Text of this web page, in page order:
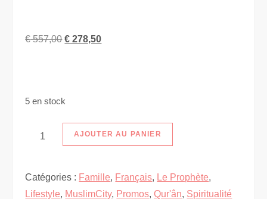
€557,00 Le
€ 557,00.
€ 278,50Le
5 en stock
quantité
L'Intégrale
MuslimCity
AJOUTER AU PANIER
Catégories : Famille, Français, Le Prophète,
Lifestyle, MuslimCity, Promos,Qur'ân, Spiritualité